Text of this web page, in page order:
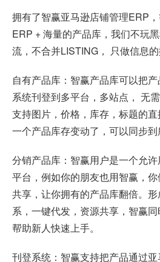
拥有了智赢亚马逊店铺管理ERP
ERP + 海量的产品库，我们不玩
流，不合并LISTING， 只做信息的
自有产品库：智赢产品库可以把
系统刊登到多平台，多站点， 无
支持图片，价格，库存，标题的
一个产品库存变动了，可以同步到
分销产品库：智赢用户是一个允
平台，例如你的朋友也用智赢，
共享，让你拥有的产品库翻倍。
系，一键代发，资源共享，智赢同
帮助新人快速上手。
刊登系统：智赢支持把产品通过